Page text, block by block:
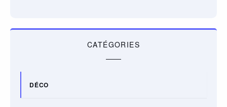
CATÉGORIES
DÉCO